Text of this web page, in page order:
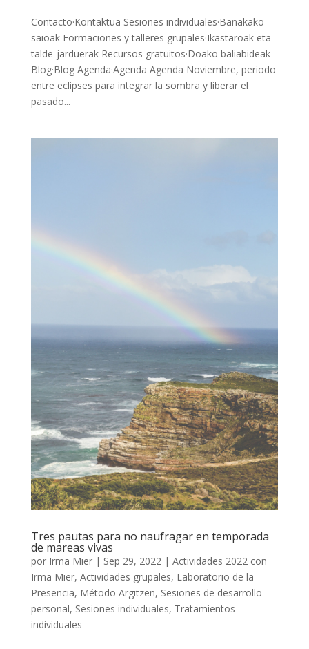
Contacto·Kontaktua Sesiones individuales·Banakako
saioak Formaciones y talleres grupales·Ikastaroak eta
talde-jarduerak Recursos gratuitos·Doako baliabideak
Blog·Blog Agenda·Agenda Agenda Noviembre, periodo
entre eclipses para integrar la sombra y liberar el
pasado...
Tres pautas para no naufragar en temporada
de mareas vivas
por Irma Mier| Sep 29, 2022 | Actividades 2022 con
Irma Mier, Actividades grupales, Laboratorio de la
Presencia, Método Argitzen, Sesiones de desarrollo
personal, Sesiones individuales, Tratamientos
individuales